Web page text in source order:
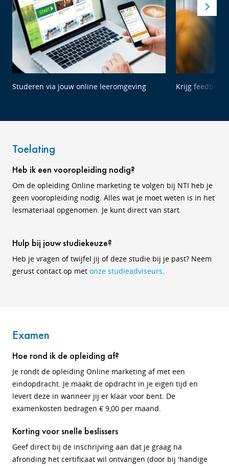
Studeren via jouw online leeromgeving Krijg feedback
Toelating
Heb ik een vooropleiding nodig?
Om de opleiding Online marketing te volgen bij NTI heb je
geen vooropleiding nodig. Alles wat je moet weten is in het
lesmateriaal opgenomen. Je kunt direct van start.
Hulp bij jouw studiekeuze?
Heb je vragen of twijfel jij of deze studie bij je past? Neem
gerust contact op met onze studieadviseurs.
Examen
Hoe rond ik de opleiding af?
Je rondt de opleiding Online marketing af met een
eindopdracht. Je maakt de opdracht in je eigen tijd en
levert deze in wanneer jij er klaar voor bent. De
examenkosten bedragen € 9,00 per maand.
Korting voor snelle beslissers
Geef direct bij de inschrijving aan dat je graag na
afronding het certificaat wil ontvangen (door bij 'handige